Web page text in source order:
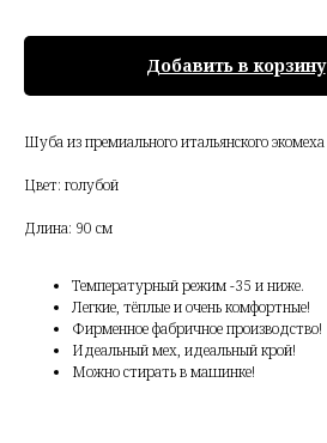
Добавить в корзину
Шуба из премиального итальянского экомеха
Цвет: голубой
Длина: 90 см
Температурный режим -35 и ниже.
Легкие, тёплые и очень комфортные!
Фирменное фабричное производство!
Идеальный мех, идеальный крой!
Можно стирать в машинке!